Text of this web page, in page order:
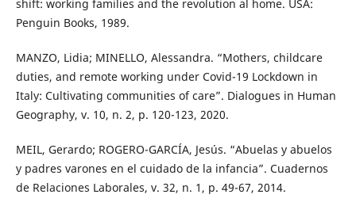
shift: working families and the revolution al home. USA:
Penguin Books, 1989.
MANZO, Lidia; MINELLO, Alessandra. “Mothers, childcare
duties, and remote working under Covid-19 Lockdown in
Italy: Cultivating communities of care”. Dialogues in Human
Geography, v. 10, n. 2, p. 120-123, 2020.
MEIL, Gerardo; ROGERO-GARCÍA, Jesús. “Abuelas y abuelos
y padres varones en el cuidado de la infancia”. Cuadernos
de Relaciones Laborales, v. 32, n. 1, p. 49-67, 2014.